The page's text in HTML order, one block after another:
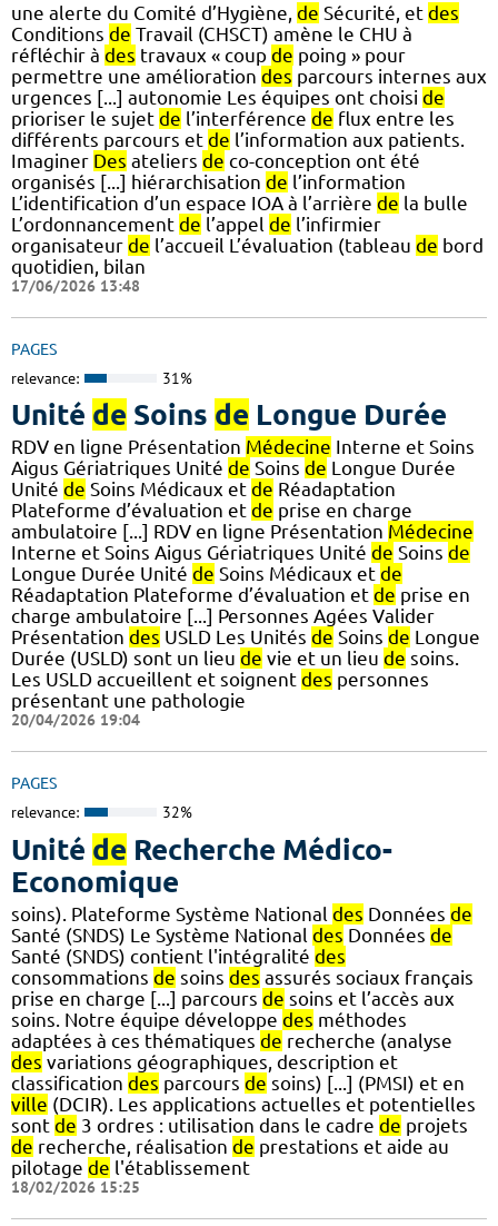
une alerte du Comité d’Hygiène, de Sécurité, et des
Conditions de Travail (CHSCT) amène le CHU à
réfléchir à des travaux « coup de poing » pour
permettre une amélioration des parcours internes aux
urgences [...] autonomie Les équipes ont choisi de
prioriser le sujet de l’interférence de flux entre les
différents parcours et de l’information aux patients.
Imaginer Des ateliers de co-conception ont été
organisés [...] hiérarchisation de l’information
L’identification d’un espace IOA à l’arrière de la bulle
L’ordonnancement de l’appel de l’infirmier
organisateur de l’accueil L’évaluation (tableau de bord
quotidien, bilan
17/06/2026 13:48
PAGES
relevance: 31%
Unité de Soins de Longue Durée
RDV en ligne Présentation Médecine Interne et Soins
Aigus Gériatriques Unité de Soins de Longue Durée
Unité de Soins Médicaux et de Réadaptation
Plateforme d’évaluation et de prise en charge
ambulatoire [...] RDV en ligne Présentation Médecine
Interne et Soins Aigus Gériatriques Unité de Soins de
Longue Durée Unité de Soins Médicaux et de
Réadaptation Plateforme d’évaluation et de prise en
charge ambulatoire [...] Personnes Agées Valider
Présentation des USLD Les Unités de Soins de Longue
Durée (USLD) sont un lieu de vie et un lieu de soins.
Les USLD accueillent et soignent des personnes
présentant une pathologie
20/04/2026 19:04
PAGES
relevance: 32%
Unité de Recherche Médico-
Economique
soins). Plateforme Système National des Données de
Santé (SNDS) Le Système National des Données de
Santé (SNDS) contient l'intégralité des
consommations de soins des assurés sociaux français
prise en charge [...] parcours de soins et l’accès aux
soins. Notre équipe développe des méthodes
adaptées à ces thématiques de recherche (analyse
des variations géographiques, description et
classification des parcours de soins) [...] (PMSI) et en
ville (DCIR). Les applications actuelles et potentielles
sont de 3 ordres : utilisation dans le cadre de projets
de recherche, réalisation de prestations et aide au
pilotage de l'établissement
18/02/2026 15:25